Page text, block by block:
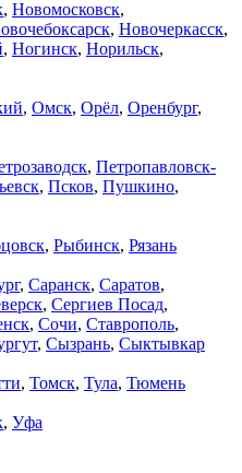
, Новомосковск,
, Новочеркасск,
, Ногинск, Норильск,
, Омск, Орёл, Оренбург,
, Петропавловск-
, Псков, Пушкино,
, Рыбинск, Рязань
, Саранск, Саратов,
, Сергиев Посад,
, Сочи, Ставрополь,
, Сызрань, Сыктывкар
, Томск, Тула, Тюмень
, Уфа